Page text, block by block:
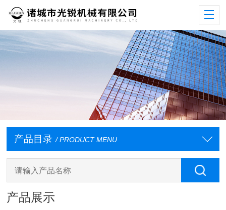
产品目录 / PRODUCT MENU
产品展示